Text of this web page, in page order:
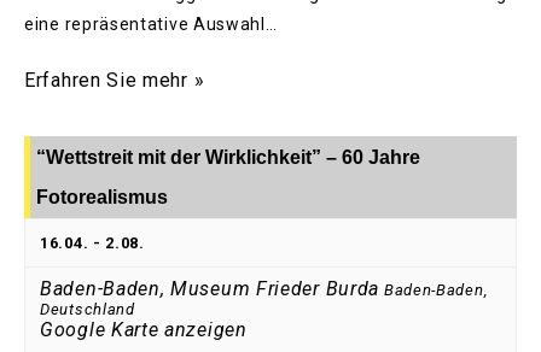
eine repräsentative Auswahl…
Erfahren Sie mehr »
“Wettstreit mit der Wirklichkeit” – 60 Jahre
Fotorealismus
16.04. - 2.08.
Baden-Baden, Museum Frieder Burda Baden-Baden,
Deutschland
Google Karte anzeigen